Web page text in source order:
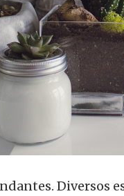
Diversos